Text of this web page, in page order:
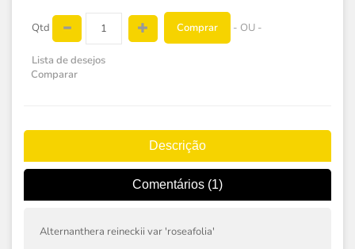
Qtd Comprar - OU -
Lista de desejos
Comparar
Descrição
Comentários (1)
Alternanthera reineckii var 'roseafolia'